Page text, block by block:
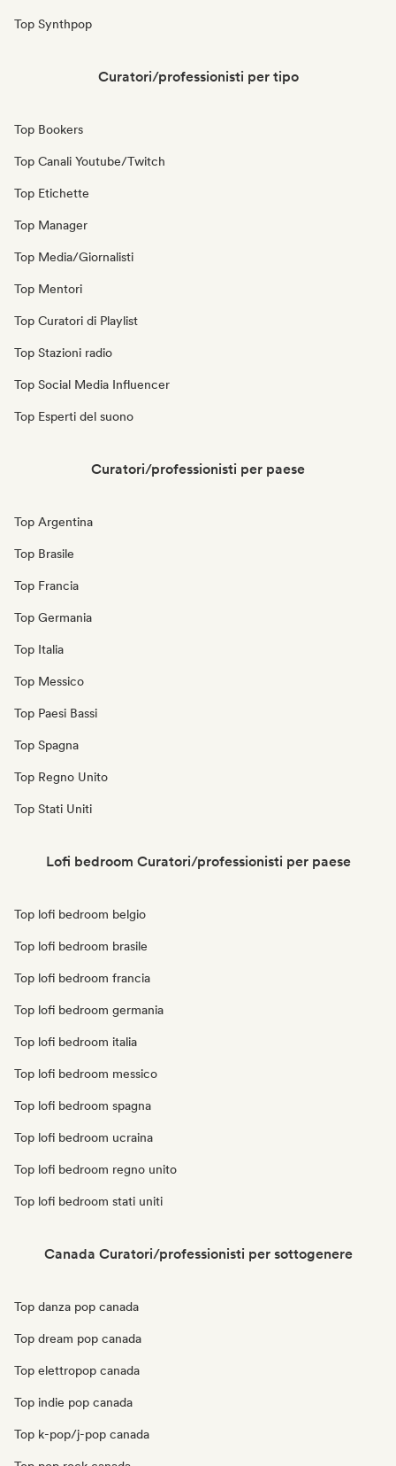
Top Synthpop
Curatori/professionisti per tipo
Top Bookers
Top Canali Youtube/Twitch
Top Etichette
Top Manager
Top Media/Giornalisti
Top Mentori
Top Curatori di Playlist
Top Stazioni radio
Top Social Media Influencer
Top Esperti del suono
Curatori/professionisti per paese
Top Argentina
Top Brasile
Top Francia
Top Germania
Top Italia
Top Messico
Top Paesi Bassi
Top Spagna
Top Regno Unito
Top Stati Uniti
Lofi bedroom Curatori/professionisti per paese
Top lofi bedroom belgio
Top lofi bedroom brasile
Top lofi bedroom francia
Top lofi bedroom germania
Top lofi bedroom italia
Top lofi bedroom messico
Top lofi bedroom spagna
Top lofi bedroom ucraina
Top lofi bedroom regno unito
Top lofi bedroom stati uniti
Canada Curatori/professionisti per sottogenere
Top danza pop canada
Top dream pop canada
Top elettropop canada
Top indie pop canada
Top k-pop/j-pop canada